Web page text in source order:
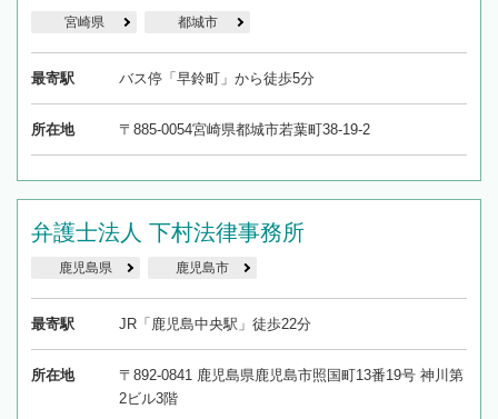
宮崎県 都城市
最寄駅 バス停「早鈴町」から徒歩5分
所在地 〒885-0054宮崎県都城市若葉町38-19-2
弁護士法人 下村法律事務所
鹿児島県 鹿児島市
最寄駅 JR「鹿児島中央駅」徒歩22分
所在地
〒892-0841 鹿児島県鹿児島市照国町13番19号 神川第
2ビル3階